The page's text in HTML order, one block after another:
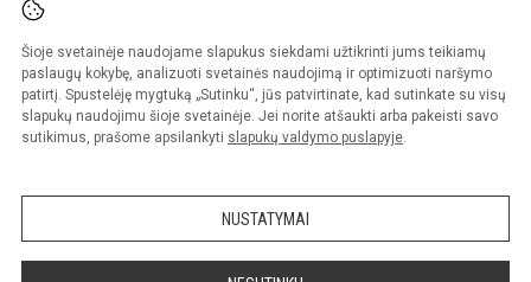
Šioje svetainėje naudojame slapukus siekdami užtikrinti jums teikiamų
paslaugų kokybę, analizuoti svetainės naudojimą ir optimizuoti naršymo
patirtį. Spustelėję mygtuką „Sutinku“, jūs patvirtinate, kad sutinkate su visų
slapukų naudojimu šioje svetainėje. Jei norite atšaukti arba pakeisti savo
sutikimus, prašome apsilankyti slapukų valdymo puslapyje.
NUSTATYMAI
© 2021. Vilniaus Žygimanto Augusto progimnazija. Visos teisės saugomos.
Kopijuoti turinį be raštiško mokyklos sutikimo griežtai draudžiama.
Versija neįgaliesiems Slapukų valdymas